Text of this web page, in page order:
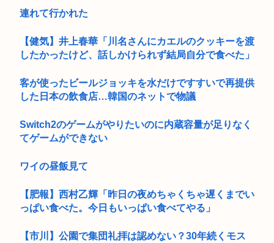
連れて行かれた
【健気】井上春華「川名さんにカエルのクッキーを渡
したかったけど、話しかけられず結局自分で食べた」
客が使ったビールジョッキを水だけですすいで再提供
した日本の飲食店…韓国のネットで物議
Switch2のゲームがやりたいのに内蔵容量が足りなく
てゲームができない
ワイの昼飯見て
【肥報】西村乙輝「昨日の夜めちゃくちゃ遅くまでい
っぱい食べた。今日もいっぱい食べてやる」
【市川】公園で集団礼拝は認めない？30年続くモス